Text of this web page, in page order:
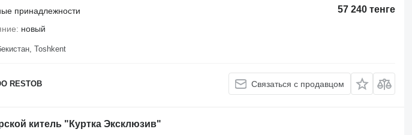
57 240 тенге
принадлежности
новый
Тоshkent
RESTOB Связаться с продавцом
китель "Куртка Эксклюзив"